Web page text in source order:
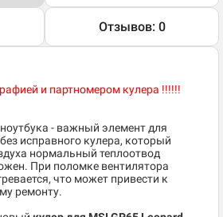
Отзывов: 0
и партномером кулера !!!!!!
- важный элемент для
исправного кулера, который
нормальный теплоотвод
При поломке вентилятора
что может привести к
ремонту.